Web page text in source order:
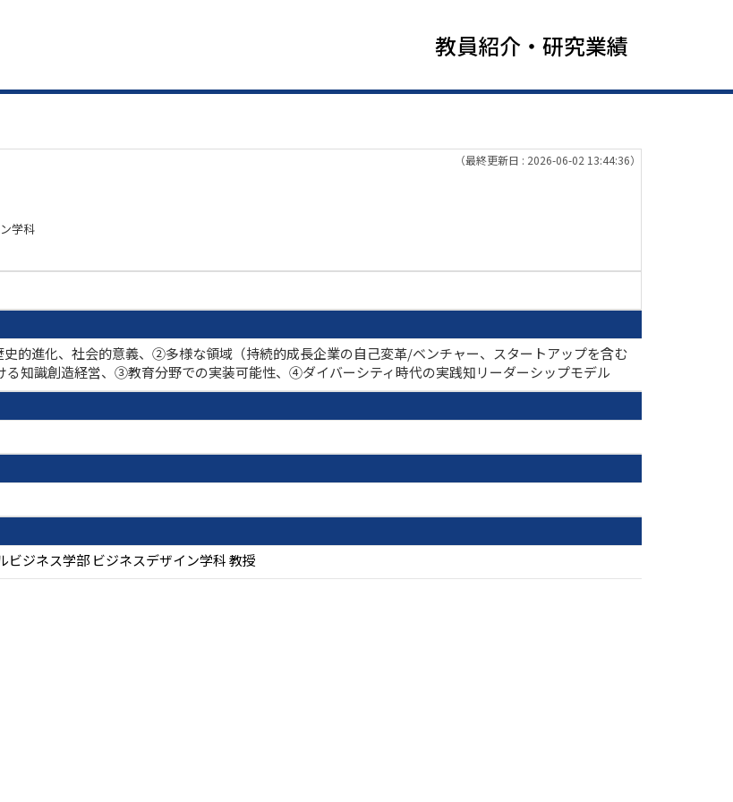
教員紹介・研究業績
（最終更新日 : 2026-06-02 13:44:36）
学科
的進化、社会的意義、②多様な領域（持続的成長企業の自己変革/ベンチャー、スタートアップを含む
知識創造経営、③教育分野での実装可能性、④ダイバーシティ時代の実践知リーダーシップモデル
ビジネス学部 ビジネスデザイン学科 教授